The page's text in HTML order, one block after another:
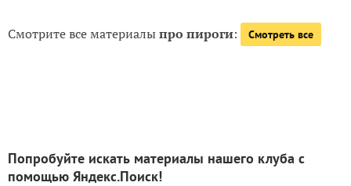
Смотрите все материалыпро пироги: Смотреть все
Попробуйте искать материалы нашего клуба с
помощью Яндекс.Поиск!